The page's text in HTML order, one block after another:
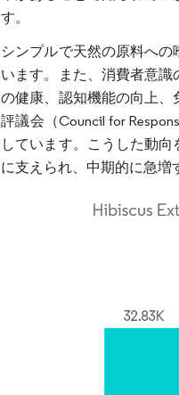
す。
シンプルで天然の原料へ
います。また、消費者意
の健康、認知機能の向上
評議会（Council for
しています。こうした動
に支えられ、中期的に急増